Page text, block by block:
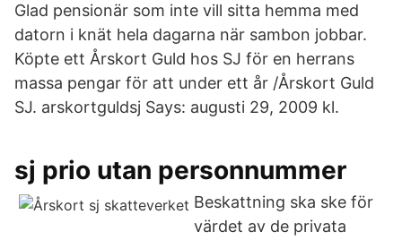
Glad pensionär som inte vill sitta hemma med
datorn i knät hela dagarna när sambon jobbar.
Köpte ett Årskort Guld hos SJ för en herrans
massa pengar för att under ett år /Årskort Guld
SJ. arskortguldsj Says: augusti 29, 2009 kl.
sj prio utan personnummer
Beskattning ska ske för
värdet av de privata